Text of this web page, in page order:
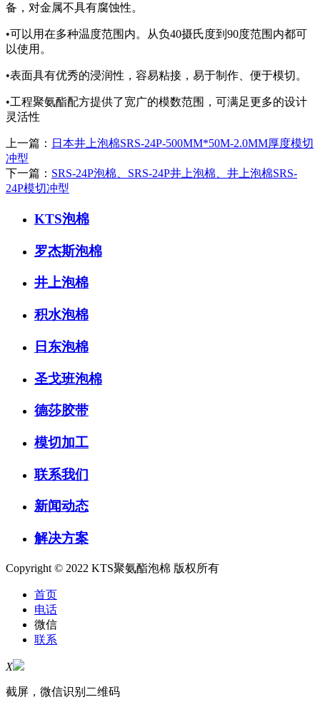
备，对金属不具有腐蚀性。
•可以用在多种温度范围内。从负40摄氏度到90度范围内都可
以使用。
•表面具有优秀的浸润性，容易粘接，易于制作、便于模切。
•工程聚氨酯配方提供了宽广的模数范围，可满足更多的设计
灵活性
上一篇： 日本井上泡棉SRS-24P-500MM*50M-2.0MM厚度模切
冲型
下一篇： SRS-24P泡棉、SRS-24P井上泡棉、井上泡棉SRS-
24P模切冲型
KTS泡棉
罗杰斯泡棉
井上泡棉
积水泡棉
日东泡棉
圣戈班泡棉
德莎胶带
模切加工
联系我们
新闻动态
解决方案
Copyright © 2022 KTS聚氨酯泡棉 版权所有
首页
电话
微信
联系
X
截屏，微信识别二维码